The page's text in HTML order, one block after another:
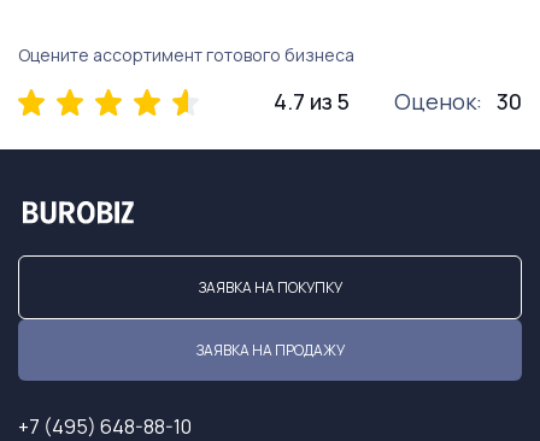
Оцените ассортимент готового бизнеса
4.7 из 5 Оценок: 30
ЗАЯВКА НА ПОКУПКУ
ЗАЯВКА НА ПРОДАЖУ
+7 (495) 648-88-10